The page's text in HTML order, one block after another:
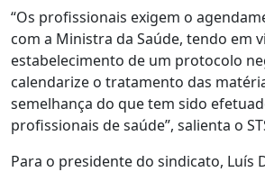
“Os profissionais exigem o
com a Ministra da Saúde, tendo em
estabelecimento de um protocolo
calendarize o tratamento das
semelhança do que tem sido
profissionais de saúde”, salienta o
Para o presidente do sindicato, Luís